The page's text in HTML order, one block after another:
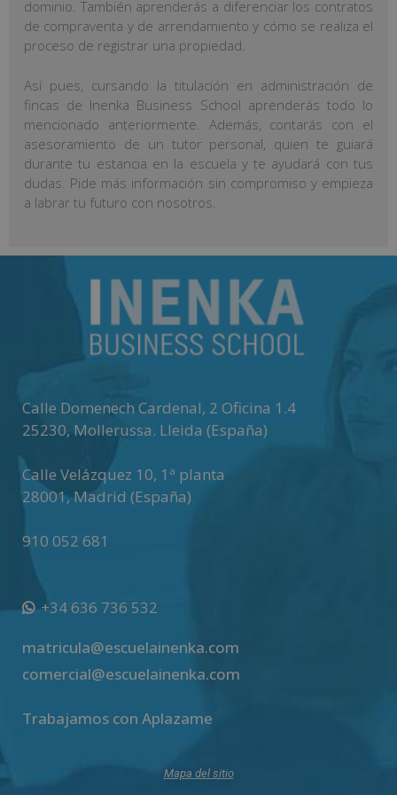
dominio. También aprenderás a diferenciar los contratos
de compraventa y de arrendamiento y cómo se realiza el
proceso de registrar una propiedad.
Así pues, cursando la titulación en administración de
fincas de Inenka Business School aprenderás todo lo
mencionado anteriormente. Además, contarás con el
asesoramiento de un tutor personal, quien te guiará
durante tu estancia en la escuela y te ayudará con tus
dudas. Pide más información sin compromiso y empieza
a labrar tu futuro con nosotros.
Calle Domenech Cardenal, 2 Oficina 1.4
25230, Mollerussa. Lleida (España)
Calle Velázquez 10, 1ª planta
28001,Madrid (España)
910 052 681
+34 636 736 532
matricula@escuelainenka.com
comercial@escuelainenka.com
Trabajamos con Aplazame
Mapa del sitio